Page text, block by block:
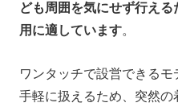
ども周囲を気にせず行え
用に適しています。
ワンタッチで設営できる
手軽に扱えるため、突然